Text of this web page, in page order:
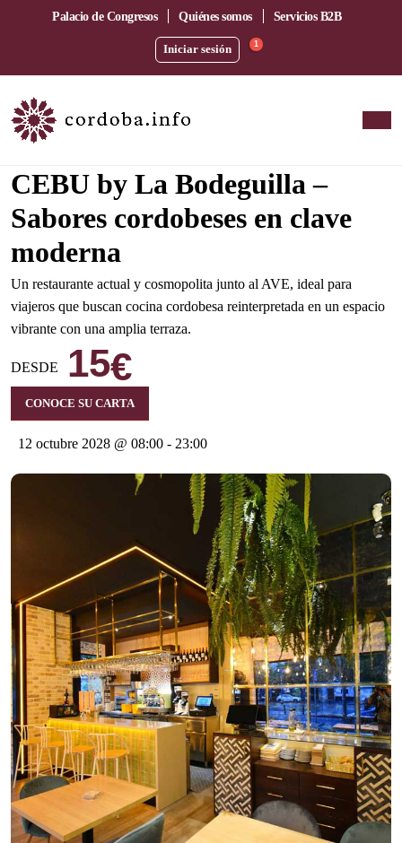
Palacio de Congresos Quiénes somos Servicios B2B
Iniciar sesión 1
CEBU by La Bodeguilla –
Sabores cordobeses en clave
moderna
Un restaurante actual y cosmopolita junto al AVE, ideal para
viajeros que buscan cocina cordobesa reinterpretada en un espacio
vibrante con una amplia terraza.
DESDE 15€
CONOCE SU CARTA
12 octubre 2028 @ 08:00 - 23:00